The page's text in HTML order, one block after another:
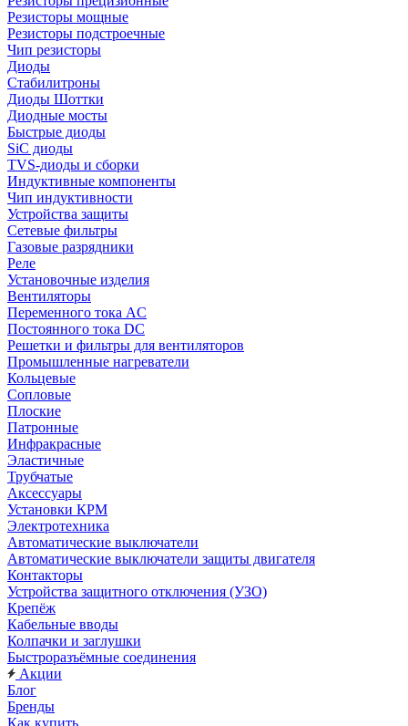
Резисторы мощные
Резисторы подстроечные
Чип резисторы
Диоды
Стабилитроны
Диоды Шоттки
Диодные мосты
Быстрые диоды
SiC диоды
TVS-диоды и сборки
Индуктивные компоненты
Чип индуктивности
Устройства защиты
Сетевые фильтры
Газовые разрядники
Реле
Установочные изделия
Вентиляторы
Переменного тока AC
Постоянного тока DC
Решетки и фильтры для вентиляторов
Промышленные нагреватели
Кольцевые
Сопловые
Плоские
Патронные
Инфракрасные
Эластичные
Трубчатые
Аксессуары
Установки КРМ
Электротехника
Автоматические выключатели
Автоматические выключатели защиты двигателя
Контакторы
Устройства защитного отключения (УЗО)
Крепёж
Кабельные вводы
Колпачки и заглушки
Быстроразъёмные соединения
Акции
Блог
Бренды
Как купить